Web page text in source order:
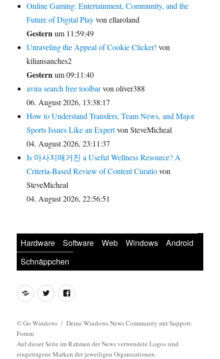
Online Gaming: Entertainment, Community, and the
Future of Digital Playvon ellaroland
Gesternum 11:59:49
Unraveling the Appeal of Cookie Clicker! von
kiliansanches2
Gesternum 09:11:40
avira search free toolbarvon oliver388
06. August 2026, 13:38:17
How to Understand Transfers, Team News, and Major
Sports Issues Like an Expertvon SteveMicheal
04. August 2026, 23:11:37
Is 마사지매거진 a Useful Wellness Resource? A
Criteria-Based Review of Content Curatiovon
SteveMicheal
04. August 2026, 22:56:51
Hardware Software Web Windows
Android
Schnäppchen
Feed TwitterFacebook
©Go Windows
Deine Windows News Community mit Support-
Forum
Auf dieser Seite im Rahmen der News verwendete Logos sind
eingetragene Marken der jeweiligen Organisationen.